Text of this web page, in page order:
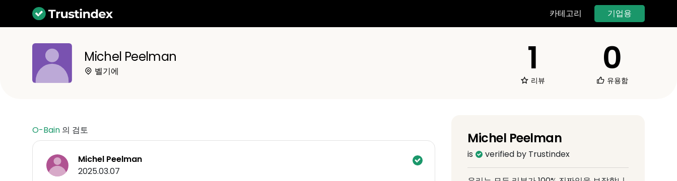
카테고리 기업용
Michel Peelman
벨기에 1
리뷰
0
유용함
O-Bain 의 검토
Michel Peelman
2025.03.07
Michel Peelman
is verified by Trustindex